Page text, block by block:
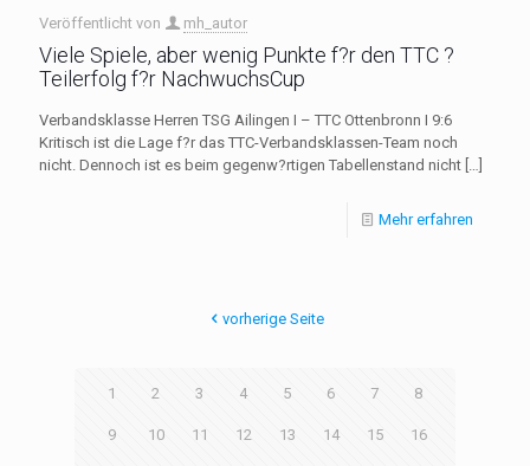
Veröffentlicht von mh_autor
Viele Spiele, aber wenig Punkte f?r den TTC ?
Teilerfolg f?r NachwuchsCup
Verbandsklasse Herren TSG Ailingen I – TTC Ottenbronn I 9:6
Kritisch ist die Lage f?r das TTC-Verbandsklassen-Team noch
nicht. Dennoch ist es beim gegenw?rtigen Tabellenstand nicht […]
Mehr erfahren
vorherige Seite
1 2 3 4 5 6 7 8
9 10 11 12 13 14 15 16